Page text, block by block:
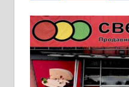
Пружам услуге
у грађевини,
молерских